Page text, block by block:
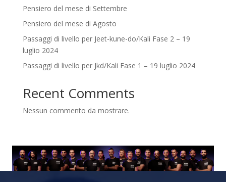
Pensiero del mese di Settembre
Pensiero del mese di Agosto
Passaggi di livello per Jeet-kune-do/Kali Fase 2 – 19
luglio 2024
Passaggi di livello per Jkd/Kali Fase 1 – 19 luglio 2024
Recent Comments
Nessun commento da mostrare.